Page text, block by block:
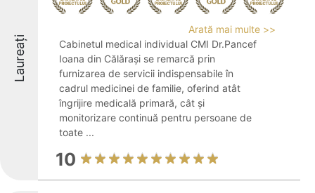
Laureați
Arată mai multe >>
Cabinetul medical individual CMI Dr.Pancef
Ioana din Călărași se remarcă prin
furnizarea de servicii indispensabile în
cadrul medicinei de familie, oferind atât
îngrijire medicală primară, cât și
monitorizare continuă pentru persoane de
toate ...
10